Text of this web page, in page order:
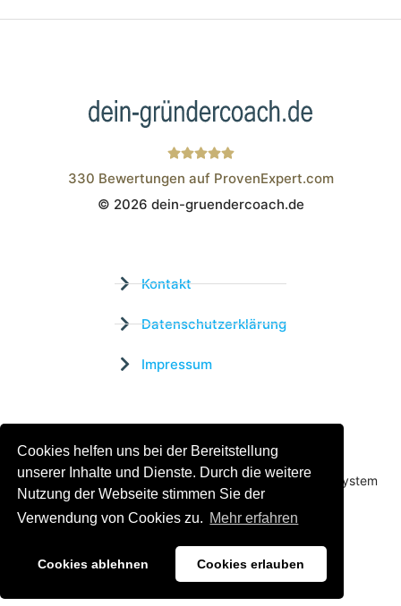
Cookies helfen uns bei der Bereitstellung
unserer Inhalte und Dienste. Durch die weitere
Nutzung der Webseite stimmen Sie der
Verwendung von Cookies zu. Mehr erfahren
Cookies ablehnen Cookies erlauben
Wistor GmbH
330 Bewertungen auf ProvenExpert.com
© 2026 dein-gruendercoach.de
Kontakt
Datenschutzerklärung
Impressum
Profitieren sie jetzt von unserer über 15 jährigen
Praxiserfahrung und unserem erfolgreichen Coachingsystem